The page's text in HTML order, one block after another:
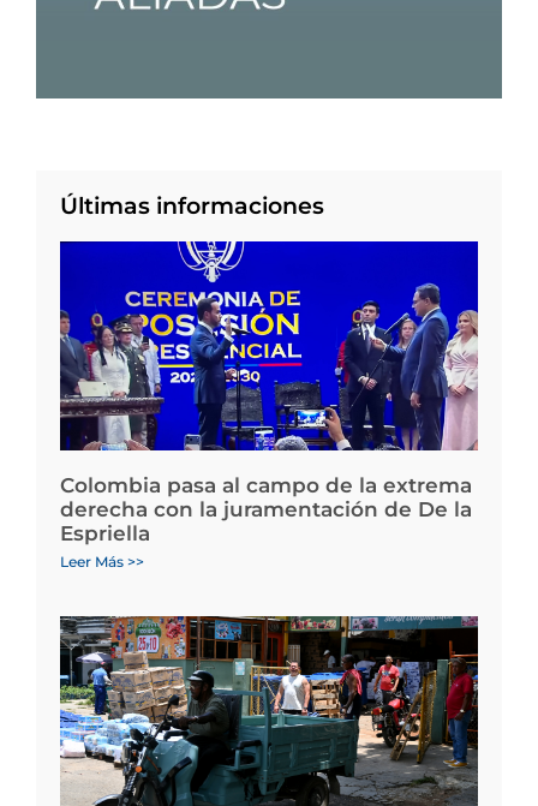
Últimas informaciones
Colombia pasa al campo de la extrema
derecha con la juramentación de De la
Espriella
Leer Más >>